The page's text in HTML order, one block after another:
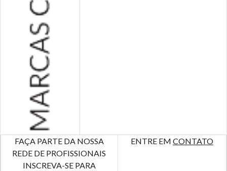
FAÇA PARTE DA NOSSA
REDE DE PROFISSIONAIS
INSCREVA-SE PARA
ENTRE EM CONTATO